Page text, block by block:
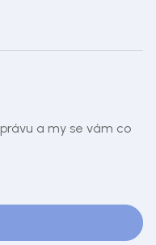
a my se vám co